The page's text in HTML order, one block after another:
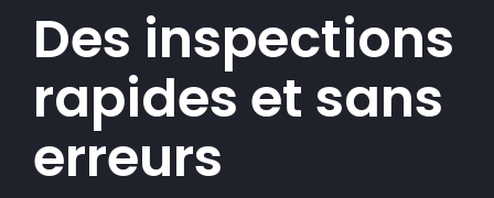
Des inspections
rapides et sans
erreurs